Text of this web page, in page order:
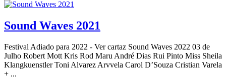
Sound Waves 2021
Festival Adiado para 2022 - Ver cartaz Sound Waves 2022 03 de
Julho Robert Mott Kris Rod Maru André Dias Rui Pinto Miss Sheila
Klangkuenstler Toni Alvarez Arvvela Carol D’Souza Cristian Varela
+ ...